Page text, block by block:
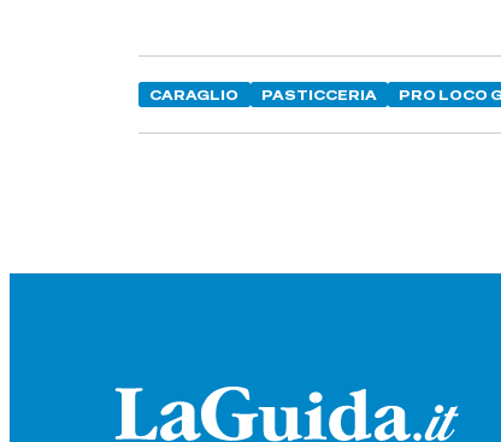
CARAGLIO PASTICCERIA PRO LOCO